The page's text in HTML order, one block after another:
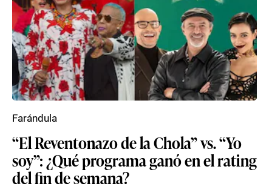
“El Reventonazo de la Chola” vs. “Yo
soy”: ¿Qué programa ganó en el rating
del fin de semana?
Farándula